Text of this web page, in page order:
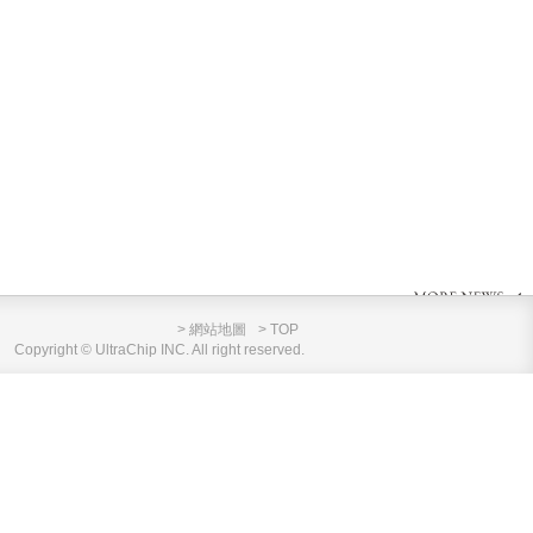
> 網站地圖
> TOP
Copyright © UltraChip INC. All right reserved.